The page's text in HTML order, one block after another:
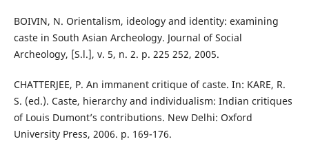
BOIVIN, N. Orientalism, ideology and identity: examining
caste in South Asian Archeology. Journal of Social
Archeology, [S.l.], v. 5, n. 2. p. 225 252, 2005.
CHATTERJEE, P. An immanent critique of caste. In: KARE, R.
S. (ed.). Caste, hierarchy and individualism: Indian critiques
of Louis Dumont’s contributions. New Delhi: Oxford
University Press, 2006. p. 169-176.